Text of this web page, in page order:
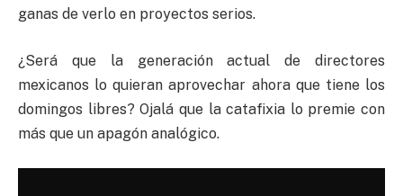
ganas de verlo en proyectos serios.
¿Será que la generación actual de directores
mexicanos lo quieran aprovechar ahora que tiene los
domingos libres? Ojalá que la catafixia lo premie con
más que un apagón analógico.